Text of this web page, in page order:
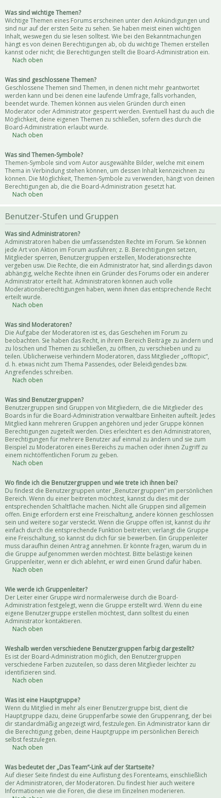
Was sind wichtige Themen?
Wichtige Themen eines Forums erscheinen unter den Ankündigungen und
sind nur auf der ersten Seite zu sehen. Sie haben meist einen wichtigen
Inhalt, weswegen du sie lesen solltest. Wie bei den Bekanntmachungen
hängt es von deinen Berechtigungen ab, ob du wichtige Themen erstellen
kannst oder nicht; die Berechtigungen stellt die Board-Administration ein.
Nach oben
Was sind geschlossene Themen?
Geschlossene Themen sind Themen, in denen nicht mehr geantwortet
werden kann und bei denen eine laufende Umfrage, falls vorhanden,
beendet wurde. Themen können aus vielen Gründen durch einen
Moderator oder Administrator gesperrt werden. Eventuell hast du auch die
Möglichkeit, deine eigenen Themen zu schließen, sofern dies durch die
Board-Administration erlaubt wurde.
Nach oben
Was sind Themen-Symbole?
Themen-Symbole sind vom Autor ausgewählte Bilder, welche mit einem
Thema in Verbindung stehen können, um dessen Inhalt kennzeichnen zu
können. Die Möglichkeit, Themen-Symbole zu verwenden, hängt von deinen
Berechtigungen ab, die die Board-Administration gesetzt hat.
Nach oben
Benutzer-Stufen und Gruppen
Was sind Administratoren?
Administratoren haben die umfassendsten Rechte im Forum. Sie können
jede Art von Aktion im Forum ausführen; z. B. Berechtigungen setzen,
Mitglieder sperren, Benutzergruppen erstellen, Moderationsrechte
vergeben usw. Die Rechte, die ein Administrator hat, sind allerdings davon
abhängig, welche Rechte ihnen ein Gründer des Forums oder ein anderer
Administrator erteilt hat. Administratoren können auch volle
Moderationsberechtigungen haben, wenn ihnen das entsprechende Recht
erteilt wurde.
Nach oben
Was sind Moderatoren?
Die Aufgabe der Moderatoren ist es, das Geschehen im Forum zu
beobachten. Sie haben das Recht, in ihrem Bereich Beiträge zu ändern und
zu löschen und Themen zu schließen, zu öffnen, zu verschieben und zu
teilen. Üblicherweise verhindern Moderatoren, dass Mitglieder „offtopic“,
d. h. etwas nicht zum Thema Passendes, oder Beleidigendes bzw.
Angreifendes schreiben.
Nach oben
Was sind Benutzergruppen?
Benutzergruppen sind Gruppen von Mitgliedern, die die Mitglieder des
Boards in für die Board-Administration verwaltbare Einheiten aufteilt. Jedes
Mitglied kann mehreren Gruppen angehören und jeder Gruppe können
Berechtigungen zugeteilt werden. Dies erleichtert es den Administratoren,
Berechtigungen für mehrere Benutzer auf einmal zu ändern und sie zum
Beispiel zu Moderatoren eines Bereichs zu machen oder ihnen Zugriff zu
einem nichtöffentlichen Forum zu geben.
Nach oben
Wo finde ich die Benutzergruppen und wie trete ich ihnen bei?
Du findest die Benutzergruppen unter „Benutzergruppen“ im persönlichen
Bereich. Wenn du einer beitreten möchtest, kannst du dies mit der
entsprechenden Schaltfläche machen. Nicht alle Gruppen sind allgemein
offen. Einige erfordern erst eine Freischaltung, andere können geschlossen
sein und weitere sogar versteckt. Wenn die Gruppe offen ist, kannst du ihr
einfach durch die entsprechende Funktion beitreten; verlangt die Gruppe
eine Freischaltung, so kannst du dich für sie bewerben. Ein Gruppenleiter
muss daraufhin deinen Antrag annehmen. Er könnte fragen, warum du in
die Gruppe aufgenommen werden möchtest. Bitte belästige keinen
Gruppenleiter, wenn er dich ablehnt, er wird einen Grund dafür haben.
Nach oben
Wie werde ich Gruppenleiter?
Der Leiter einer Gruppe wird normalerweise durch die Board-
Administration festgelegt, wenn die Gruppe erstellt wird. Wenn du eine
eigene Benutzergruppe erstellen möchtest, dann solltest du einen
Administrator kontaktieren.
Nach oben
Weshalb werden verschiedene Benutzergruppen farbig dargestellt?
Es ist der Board-Administration möglich, den Benutzergruppen
verschiedene Farben zuzuteilen, so dass deren Mitglieder leichter zu
identifizieren sind.
Nach oben
Was ist eine Hauptgruppe?
Wenn du Mitglied in mehr als einer Benutzergruppe bist, dient die
Hauptgruppe dazu, deine Gruppenfarbe sowie den Gruppenrang, der bei
dir standardmäßig angezeigt wird, festzulegen. Ein Administrator kann dir
die Berechtigung geben, deine Hauptgruppe im persönlichen Bereich
selbst festzulegen.
Nach oben
Was bedeutet der „Das Team“-Link auf der Startseite?
Auf dieser Seite findest du eine Auflistung des Forenteams, einschließlich
der Administratoren, der Moderatoren. Du findest hier auch weitere
Informationen wie die Foren, die diese im Einzelnen moderieren.